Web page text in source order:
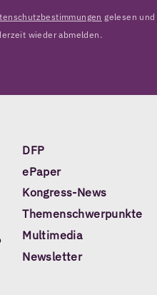
gelesen
wieder abmelden.
DFP
ePaper
Kongress-News
Themenschwerpunkte
Multimedia
Newsletter